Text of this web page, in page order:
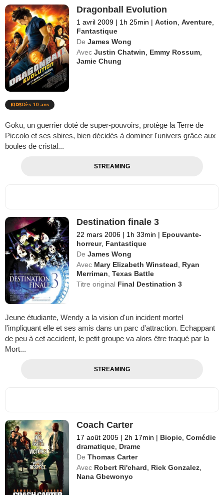
Dragonball Evolution
1 avril 2009 | 1h 25min | Action ,Aventure
Fantastique
De James Wong
Avec Justin Chatwin Emmy Rossum
Jamie Chung
Dès 10 ans
Goku, un guerrier doté de super-pouvoirs, protège la Terre de
Piccolo et ses sbires, bien décidés à dominer l'univers grâce aux
boules de cristal...
STREAMING
Destination finale 3
22 mars 2006 | 1h 33min | Epouvante-
horreur, Fantastique
De James Wong
Avec Mary Elizabeth Winstead
Ryan
Merriman ,Texas Battle
Titre original Final Destination 3
Jeune étudiante, Wendy a la vision d'un incident mortel
l'impliquant elle et ses amis dans un parc d'attraction. Echappant
de peu à cet accident, le petit groupe va alors être traqué par la
Mort...
STREAMING
Coach Carter
17 août 2005 | 2h 17min | Biopic ,Comédie
dramatique Drame
De Thomas Carter
Avec Robert Ri'chard Rick Gonzalez
Nana Gbewonyo